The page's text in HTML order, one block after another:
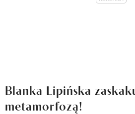
Blanka Lipińska
metamorfozą!